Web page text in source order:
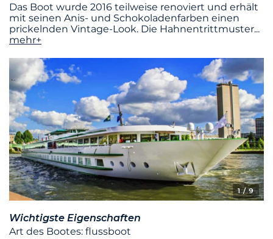
Das Boot wurde 2016 teilweise renoviert und erhält
mit seinen Anis- und Schokoladenfarben einen
prickelnden Vintage-Look. Die Hahnentrittmuster...
mehr+
1/ 9
Wichtigste Eigenschaften
Art des Bootes: flussboot